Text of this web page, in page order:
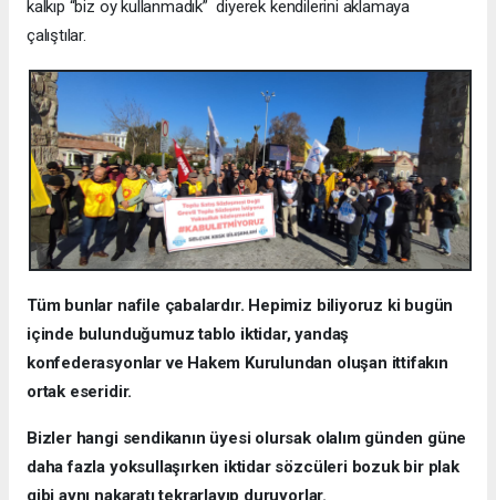
kalkıp “biz oy kullanmadık” diyerek kendilerini aklamaya
çalıştılar.
Tüm bunlar nafile çabalardır. Hepimiz biliyoruz ki bugün
içinde bulunduğumuz tablo iktidar, yandaş
konfederasyonlar ve Hakem Kurulundan oluşan ittifakın
ortak eseridir.
Bizler hangi sendikanın üyesi olursak olalım günden güne
daha fazla yoksullaşırken iktidar sözcüleri bozuk bir plak
gibi aynı nakaratı tekrarlayıp duruyorlar.